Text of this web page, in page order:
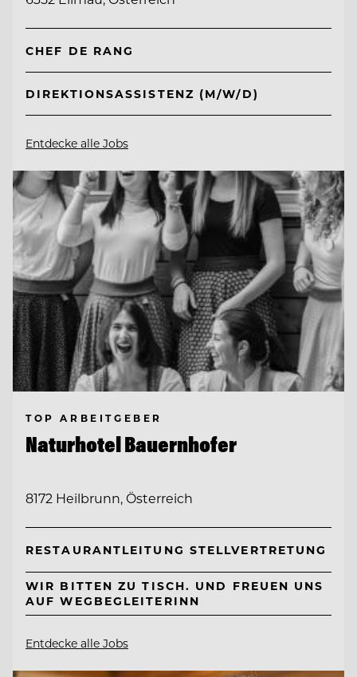
CHEF DE RANG
DIREKTIONSASSISTENZ (M/W/D)
Entdecke alle Jobs
TOP ARBEITGEBER
Naturhotel Bauernhofer
8172 Heilbrunn, Österreich
RESTAURANTLEITUNG STELLVERTRETUNG
WIR BITTEN ZU TISCH. UND FREUEN UNS
AUF WEGBEGLEITERINN
Entdecke alle Jobs